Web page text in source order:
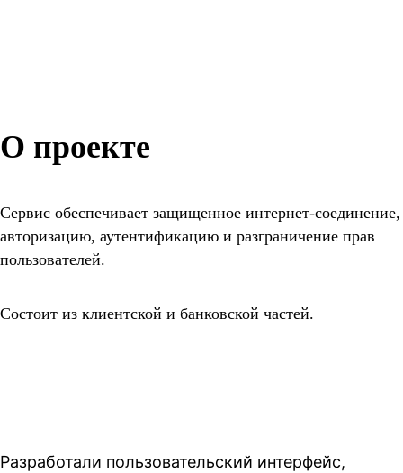
О проекте
Сервис обеспечивает защищенное интернет-соединение,
авторизацию, аутентификацию и разграничение прав
пользователей.
Состоит из клиентской и банковской частей.
Разработали пользовательский интерфейс,